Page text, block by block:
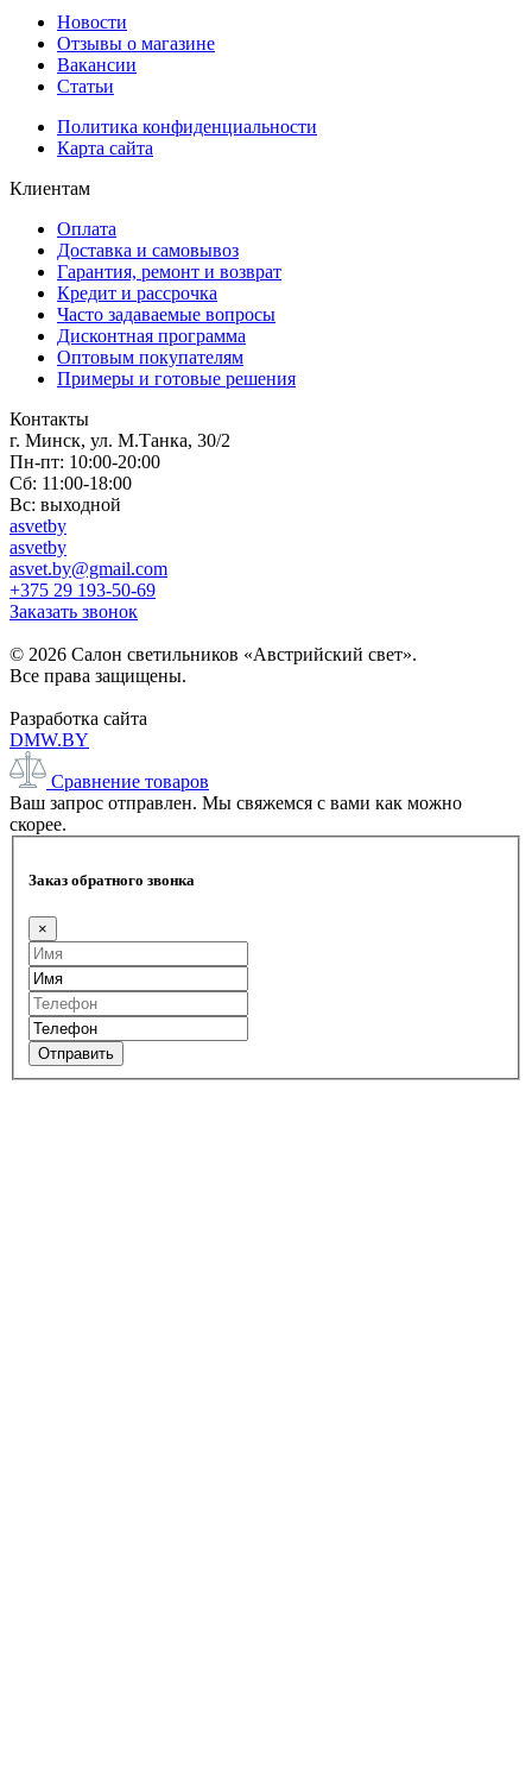
Новости
Отзывы о магазине
Вакансии
Статьи
Политика конфиденциальности
Карта сайта
Клиентам
Оплата
Доставка и самовывоз
Гарантия, ремонт и возврат
Кредит и рассрочка
Часто задаваемые вопросы
Дисконтная программа
Оптовым покупателям
Примеры и готовые решения
Контакты
г. Минск, ул. М.Танка, 30/2
Пн-пт: 10:00-20:00
Сб: 11:00-18:00
Вс: выходной
asvetby
asvetby
asvet.by@gmail.com
+375 29 193-50-69
Заказать звонок
© 2026 Салон светильников «Австрийский свет».
Все права защищены.
Разработка сайта
DMW.BY
Сравнение товаров
Ваш запрос отправлен. Мы свяжемся с вами как можно
скорее.
Заказ обратного звонка
×
Отправить